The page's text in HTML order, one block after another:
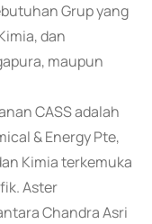
Grup yang
dan
maupun
CASS adalah
& Energy Pte,
Kimia terkemuka
Aster
Chandra Asri